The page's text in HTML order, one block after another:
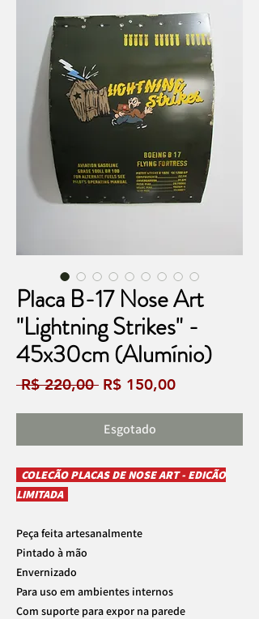
Placa B-17 Nose Art
"Lightning Strikes" -
45x30cm (Alumínio)
R$ 220,00 Preço
R$ 150,00Preço
Esgotado
COLEÇÃO PLACAS DE NOSE ART - EDIÇÃO
LIMITADA
Peça feita artesanalmente
Pintado à mão
Envernizado
Para uso em ambientes internos
Com suporte para expor na parede